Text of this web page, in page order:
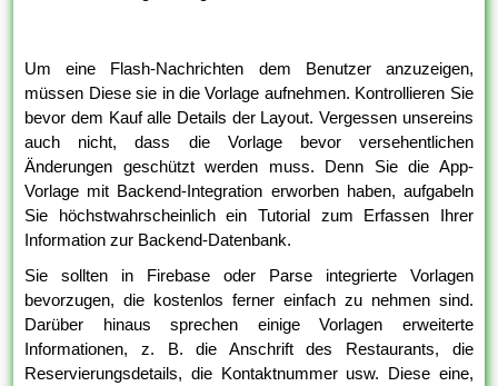
Um eine Flash-Nachrichten dem Benutzer anzuzeigen,
müssen Diese sie in die Vorlage aufnehmen. Kontrollieren Sie
bevor dem Kauf alle Details der Layout. Vergessen unsereins
auch nicht, dass die Vorlage bevor versehentlichen
Änderungen geschützt werden muss. Denn Sie die App-
Vorlage mit Backend-Integration erworben haben, aufgabeln
Sie höchstwahrscheinlich ein Tutorial zum Erfassen Ihrer
Information zur Backend-Datenbank.
Sie sollten in Firebase oder Parse integrierte Vorlagen
bevorzugen, die kostenlos ferner einfach zu nehmen sind.
Darüber hinaus sprechen einige Vorlagen erweiterte
Informationen, z. B. die Anschrift des Restaurants, die
Reservierungsdetails, die Kontaktnummer usw. Diese eine,